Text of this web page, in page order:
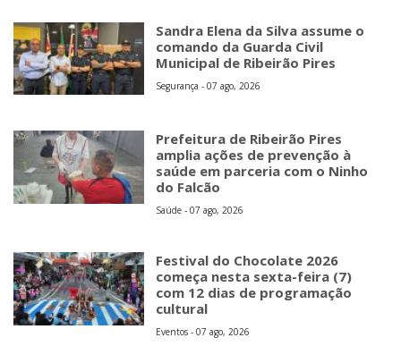
Sandra Elena da Silva assume o
comando da Guarda Civil
Municipal de Ribeirão Pires
Segurança - 07 ago, 2026
Prefeitura de Ribeirão Pires
amplia ações de prevenção à
saúde em parceria com o Ninho
do Falcão
Saúde - 07 ago, 2026
Festival do Chocolate 2026
começa nesta sexta-feira (7)
com 12 dias de programação
cultural
Eventos - 07 ago, 2026